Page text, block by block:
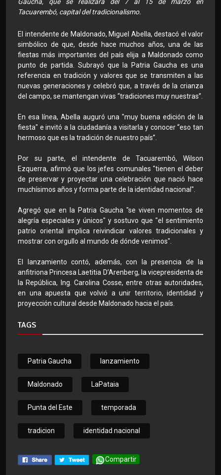
Gaucha, que se realizará del 7 al 15 de marzo en
Tacuarembó, capital del tradicionalismo.
El intendente de Maldonado, Miguel Abella, destacó el valor
simbólico de que, desde hace muchos años, una de las
fiestas más importantes del país elija a Maldonado como
punto de partida. Subrayó que la Patria Gaucha es una
referencia en tradición y valores que se transmiten a las
nuevas generaciones y celebró que, a través de la crianza
del campo, se mantengan vivas “tradiciones muy nuestras”.
En esa línea, Abella auguró una "muy buena edición de la
fiesta" e invitó a la ciudadanía a visitarla y conocer “eso tan
hermoso que es la tradición de nuestro país”.
Por su parte, el intendente de Tacuarembó, Wilson
Ezquerra, afirmó que los jefes comunales "tienen el deber
de preservar y proyectar una celebración que nació hace
muchísimos años y forma parte de la identidad nacional".
Agregó que en la Patria Gaucha "se viven momentos de
alegría especiales y únicos" y sostuvo que "el sentimiento
patrio oriental implica reivindicar valores tradicionales y
mostrar con orgullo al mundo de dónde venimos".
El lanzamiento contó, además, con la presencia de la
anfitriona Princesa Laetitia D’Arenberg, la vicepresidenta de
la República, Ing. Carolina Cosse, entre otras autoridades,
en una apuesta que volvió a unir territorio, identidad y
proyección cultural desde Maldonado hacia el país.
TAGS
Patria Gaucha lanzamiento
Maldonado LaPataia
Punta del Este temporada
tradicion identidad nacional
Compartir